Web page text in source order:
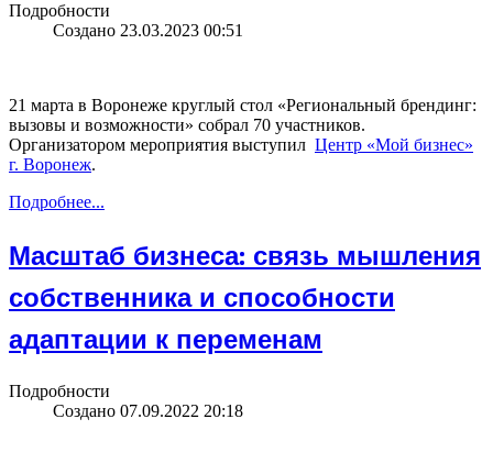
Подробности
Создано 23.03.2023 00:51
21 марта в Воронеже круглый стол «Региональный брендинг:
вызовы и возможности» собрал 70 участников.
Организатором мероприятия выступил Центр «Мой бизнес»
г. Воронеж.
Подробнее...
Масштаб бизнеса: связь мышления
собственника и способности
адаптации к переменам
Подробности
Создано 07.09.2022 20:18